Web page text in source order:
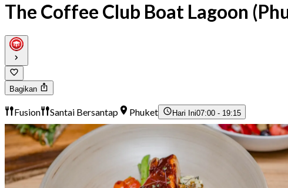
The Coffee Club Boat Lagoon
Bagikan
Fusion Santai Bersantap Phuket Hari Ini07:00 - 19:15